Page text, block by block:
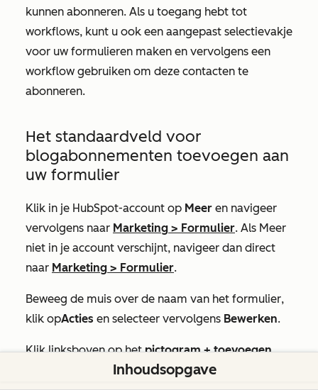
kunnen abonneren. Als u toegang hebt tot
workflows, kunt u ook een aangepast selectievakje
voor uw formulieren maken en vervolgens een
workflow gebruiken om deze contacten te
abonneren.
Het standaardveld voor
blogabonnementen toevoegen aan
uw formulier
Klik in je HubSpot-account op Meer en navigeer
vervolgens naar Marketing > Formulier. Als Meer
niet in je account verschijnt, navigeer dan direct
naar Marketing > Formulier.
Beweeg de muis over de naam van het formulier,
klik opActies en selecteer vervolgens Bewerken.
Klik linksboven op hetpictogram + toevoegen.
Eigenschappen.
Inhoudsopgave